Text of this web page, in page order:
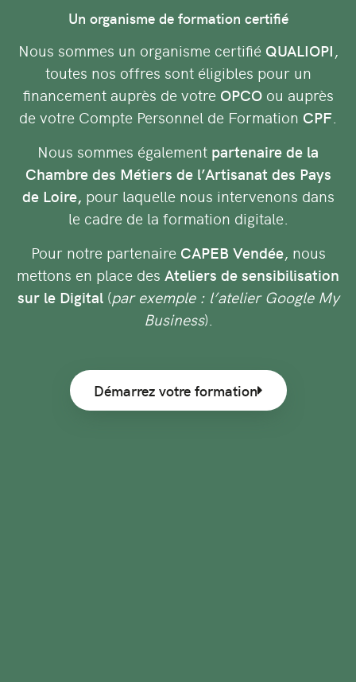
Un organisme de formation certifié
Nous sommes un organisme certifié QUALIOPI,
toutes nos offres sont éligibles pour un
financement auprès de votre OPCOou auprès
de votre Compte Personnel de Formation CPF
Nous sommes également partenaire de la
Chambre des Métiers de l’Artisanat des Pays
de Loire, pour laquelle nous intervenons dans
le cadre de la formation digitale.
Pour notre partenaire CAPEB Vendée, nous
mettons en place des Ateliers de sensibilisation
sur le Digital(par exemple : l’atelier Google My
Business).
Démarrez votre formation